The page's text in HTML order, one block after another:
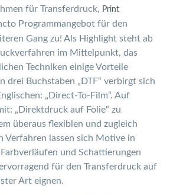
für Transferdruck, Print
Programmangebot für den
Gang zu! Als Highlight steht ab
im Mittelpunkt, das
Techniken einige Vorteile
drei Buchstaben „DTF“ verbirgt sich
„Direct-To-Film“. Auf
„Direktdruck auf Folie“ zu
überaus flexiblen und zugleich
Verfahren lassen sich Motive in
und Schattierungen
für den Transferdruck auf
Art eignen.